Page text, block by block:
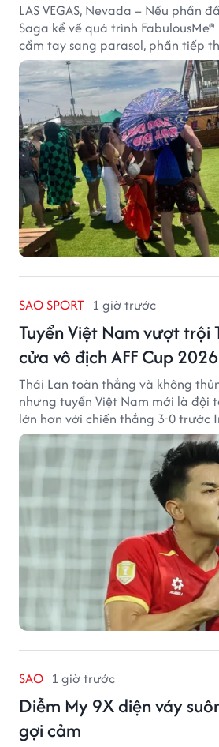
LAS VEGAS, Nevada – Nếu phần
Saga kể về quá trình
cầm tay sang parasol, phần tiếp
sản phẩm được thị trường đón
công năng che nắng thông
SAO SPORT 1 giờ trước
Tuyển Việt Nam vượt trội
cửa vô địch AFF Cup 2026
Thái Lan toàn thắng và không
nhưng tuyển Việt Nam mới là đội
lớn hơn với chiến thắng 3-0 trước
SAO 1 giờ trước
Diễm My 9X diện váy
gợi cảm